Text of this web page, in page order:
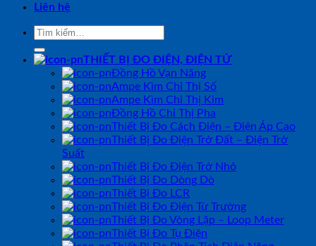
Liên hệ
Tìm
THIẾT BỊ ĐO ĐIỆN, ĐIỆN TỬ
Đồng Hồ Vạn Năng
Ampe Kìm Chỉ Thị Số
Ampe Kìm Chỉ Thị Kim
Đồng Hồ Chỉ Thị Pha
Thiết Bị Đo Cách Điện – Điện Áp Cao
Thiết Bị Đo Điện Trở Đất – Điện Trở
Suất
Thiết Bị Đo Điện Trở Nhỏ
Thiết Bị Đo Dòng Dò
Thiết Bị Đo LCR
Thiết Bị Đo Điện Từ Trường
Thiết Bị Đo Vòng Lặp – Loop Meter
Thiết Bị Đo Tụ Điện